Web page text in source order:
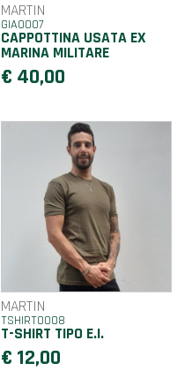
MARTIN
GIA0007
CAPPOTTINA USATA EX
MARINA MILITARE
€ 40,00
MARTIN
TSHIRT0008
T-SHIRT TIPO E.I.
€ 12,00